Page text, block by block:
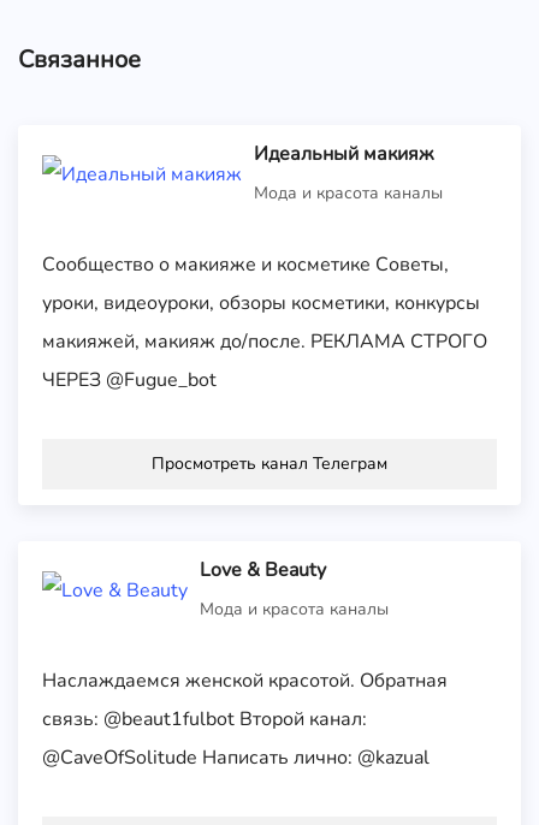
Связанное
Идеальный макияж
Мода и красота каналы
Сообщество о макияже и косметике Советы,
уроки, видеоуроки, обзоры косметики, конкурсы
макияжей, макияж до/после. РЕКЛАМА СТРОГО
ЧЕРЕЗ @Fugue_bot
Просмотреть канал Телеграм
Love & Beauty
Мода и красота каналы
Наслаждаемся женской красотой. Обратная
связь: @beaut1fulbot Второй канал:
@CaveOfSolitude Написать лично: @kazual